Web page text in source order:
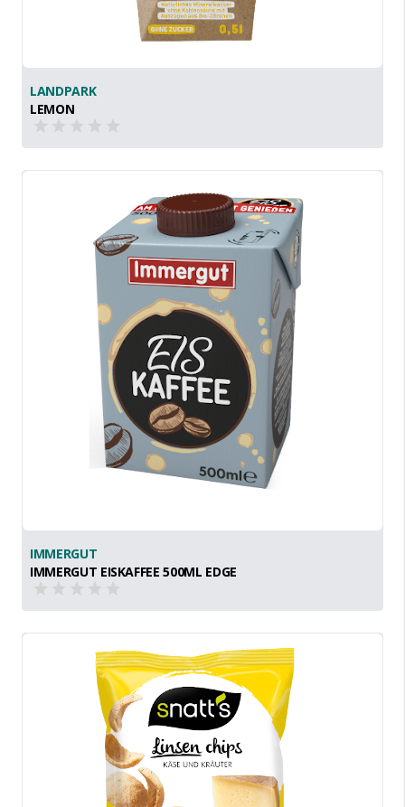
LANDPARK
LEMON
IMMERGUT
IMMERGUT EISKAFFEE 500ML EDGE